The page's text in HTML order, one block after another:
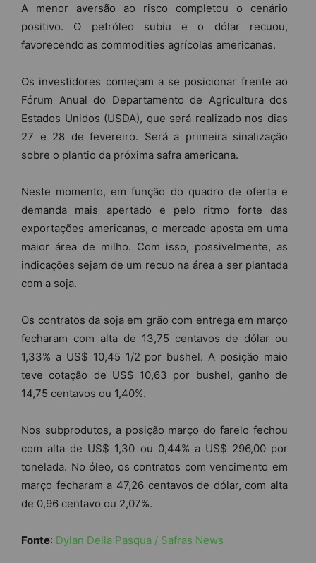
A menor aversão ao risco completou o cenário
positivo. O petróleo subiu e o dólar recuou,
favorecendo as commodities agrícolas americanas.
Os investidores começam a se posicionar frente ao
Fórum Anual do Departamento de Agricultura dos
Estados Unidos (USDA), que será realizado nos dias
27 e 28 de fevereiro. Será a primeira sinalização
sobre o plantio da próxima safra americana.
Neste momento, em função do quadro de oferta e
demanda mais apertado e pelo ritmo forte das
exportações americanas, o mercado aposta em uma
maior área de milho. Com isso, possivelmente, as
indicações sejam de um recuo na área a ser plantada
com a soja.
Os contratos da soja em grão com entrega em março
fecharam com alta de 13,75 centavos de dólar ou
1,33% a US$ 10,45 1/2 por bushel. A posição maio
teve cotação de US$ 10,63 por bushel, ganho de
14,75 centavos ou 1,40%.
Nos subprodutos, a posição março do farelo fechou
com alta de US$ 1,30 ou 0,44% a US$ 296,00 por
tonelada. No óleo, os contratos com vencimento em
março fecharam a 47,26 centavos de dólar, com alta
de 0,96 centavo ou 2,07%.
Fonte: Dylan Della Pasqua / Safras News